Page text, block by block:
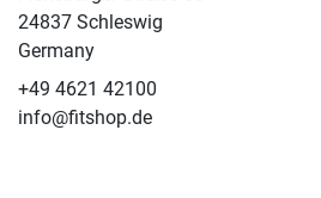
24837 Schleswig
Germany
+49 4621 42100
info@fitshop.de